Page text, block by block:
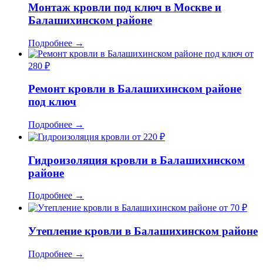
Монтаж кровли под ключ в Москве и
Балашихинском районе
Подробнее →
от
280 ₽
Ремонт кровли в Балашихинском районе
под ключ
Подробнее →
от 220 ₽
Гидроизоляция кровли в Балашихинском
районе
Подробнее →
от 70 ₽
Утепление кровли в Балашихинском районе
Подробнее →